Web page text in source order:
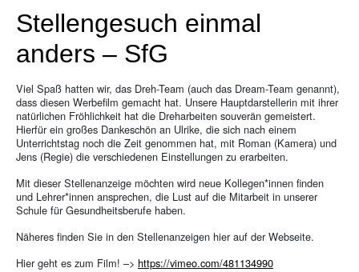
Stellengesuch einmal
anders – SfG
Viel Spaß hatten wir, das Dreh-Team (auch das Dream-Team genannt),
dass diesen Werbefilm gemacht hat. Unsere Hauptdarstellerin mit ihrer
natürlichen Fröhlichkeit hat die Dreharbeiten souverän gemeistert.
Hierfür ein großes Dankeschön an Ulrike, die sich nach einem
Unterrichtstag noch die Zeit genommen hat, mit Roman (Kamera) und
Jens (Regie) die verschiedenen Einstellungen zu erarbeiten.
Mit dieser Stellenanzeige möchten wird neue Kollegen*innen finden
und Lehrer*innen ansprechen, die Lust auf die Mitarbeit in unserer
Schule für Gesundheitsberufe haben.
Näheres finden Sie in den Stellenanzeigen hier auf der Webseite.
Hier geht es zum Film! –> https://vimeo.com/481134990